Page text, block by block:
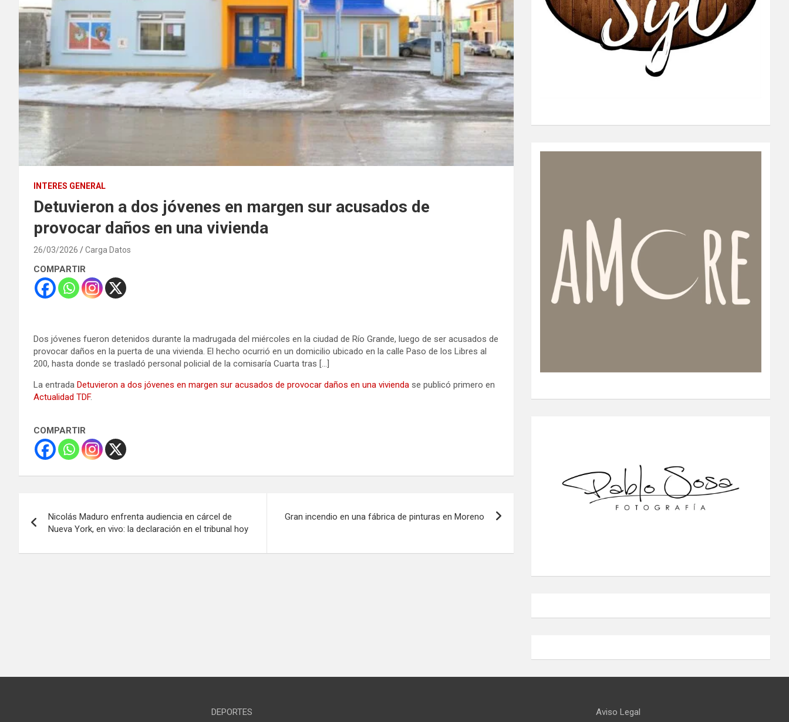
INTERES GENERAL
Detuvieron a dos jóvenes en margen sur acusados de
provocar daños en una vivienda
26/03/2026 Carga Datos
COMPARTIR
Dos jóvenes fueron detenidos durante la madrugada del miércoles en la ciudad de Río Grande, luego de ser acusados de
provocar daños en la puerta de una vivienda. El hecho ocurrió en un domicilio ubicado en la calle Paso de los Libres al
200, hasta donde se trasladó personal policial de la comisaría Cuarta tras […]
La entrada Detuvieron a dos jóvenes en margen sur acusados de provocar daños en una vivienda se publicó primero en
Actualidad TDF.
COMPARTIR
de
entradas
Nicolás Maduro enfrenta audiencia en cárcel de
Nueva York, en vivo: la declaración en el tribunal hoy
Gran incendio en una fábrica de pinturas en Moreno
DEPORTES Aviso Legal